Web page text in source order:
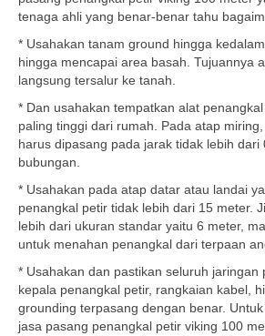
tenaga ahli yang benar-benar tahu
* Usahakan tanam ground hingga
hingga mencapai area basah. Tujuannya
langsung tersalur ke tanah.
* Dan usahakan tempatkan alat
paling tinggi dari rumah. Pada atap
harus dipasang pada jarak tidak lebih dari
bubungan.
* Usahakan pada atap datar atau landai
penangkal petir tidak lebih dari 15 meter.
lebih dari ukuran standar yaitu 6 meter,
untuk menahan penangkal dari terpaan
* Usahakan dan pastikan seluruh jaringan
kepala penangkal petir, rangkaian kabel,
grounding terpasang dengan benar.
jasa pasang penangkal petir viking 100